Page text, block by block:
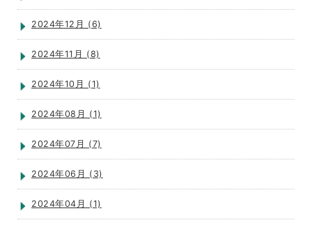
2024年12月 (6)
2024年11月 (8)
2024年10月 (1)
2024年08月 (1)
2024年07月 (7)
2024年06月 (3)
2024年04月 (1)